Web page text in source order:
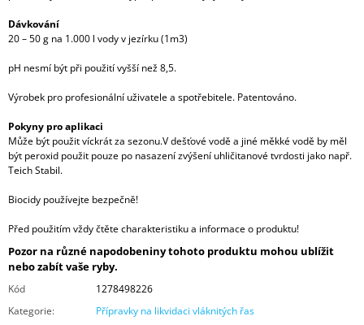
Dávkování
20 – 50 g na 1.000 l vody v jezírku (1m3)
pH nesmí být při použití vyšší než 8,5.
Výrobek pro profesionální uživatele a spotřebitele. Patentováno.
Pokyny pro aplikaci
Může být použit víckrát za sezonu.V dešťové vodě a jiné měkké vodě by měl
být peroxid použit pouze po nasazení zvýšení uhličitanové tvrdosti jako např.
Teich Stabil.
Biocidy používejte bezpečně!
Před použitím vždy čtěte charakteristiku a informace o produktu!
Pozor na různé napodobeniny tohoto produktu mohou ublížit
nebo zabít vaše ryby.
Kód
1278498226
Kategorie:
Přípravky na likvidaci vláknitých řas